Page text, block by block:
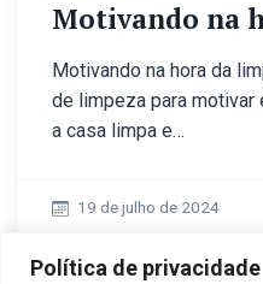
Política de privacidade
Motivando na
Motivando na hora da
de limpeza para motivar
a casa limpa e…
19 de julho de 2024